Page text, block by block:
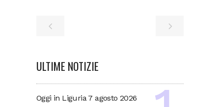
ULTIME NOTIZIE
Oggi in Liguria 7 agosto 2026